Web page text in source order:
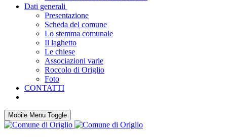
Dati generali
Presentazione
Scheda del comune
Lo stemma comunale
Il laghetto
Le chiese
Associazioni varie
Roccolo di Origlio
Foto
CONTATTI
Mobile Menu Toggle